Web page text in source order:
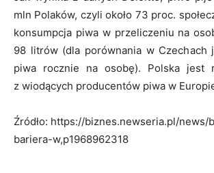
mln Polaków, czyli około 73 proc.
konsumpcja piwa w przeliczeniu na
98 litrów (dla porównania w
piwa rocznie na osobę). Polska jest
z wiodących producentów piwa w
Źródło: https://biznes.newseria.pl/news/
bariera-w,p1968962318